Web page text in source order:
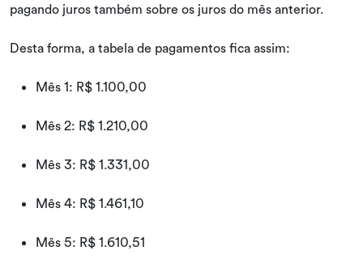
pagando juros também sobre os juros do mês anterior.
Desta forma, a tabela de pagamentos fica assim:
Mês 1: R$ 1.100,00
Mês 2: R$ 1.210,00
Mês 3: R$ 1.331,00
Mês 4: R$ 1.461,10
Mês 5: R$ 1.610,51